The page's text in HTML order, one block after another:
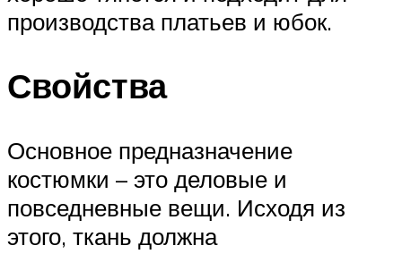
производства платьев и юбок.
Свойства
Основное предназначение
костюмки – это деловые и
повседневные вещи. Исходя из
этого, ткань должна